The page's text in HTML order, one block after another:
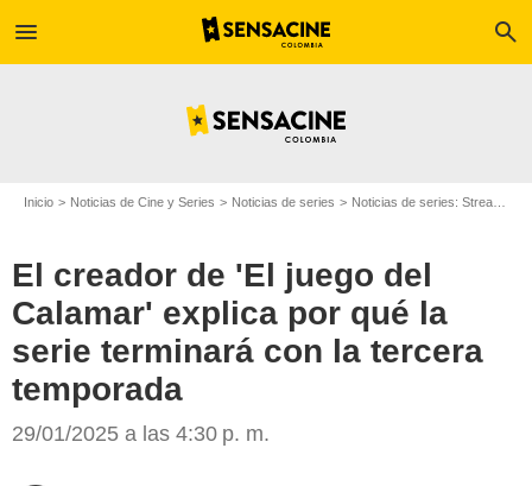
menu search
Inicio Noticias de Cine y Series Noticias de series Noticias de series: Streaming
El creador de 'El juego del
Calamar' explica por qué la
serie terminará con la tercera
temporada
29/01/2025 a las 4:30 p. m.